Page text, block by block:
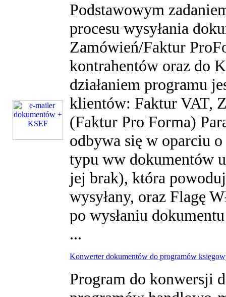
Podstawowym
procesu wysyłania
Zamówień/Faktur
kontrahentów oraz do
działaniem programu
klientów: Faktur VAT,
(Faktur Pro Forma)
odbywa się w oparciu
typu ww dokumentów
jej brak), która
wysyłany, oraz Flagę
po wysłaniu
...
Konwerter dokumentów do programów
Program do konwersji